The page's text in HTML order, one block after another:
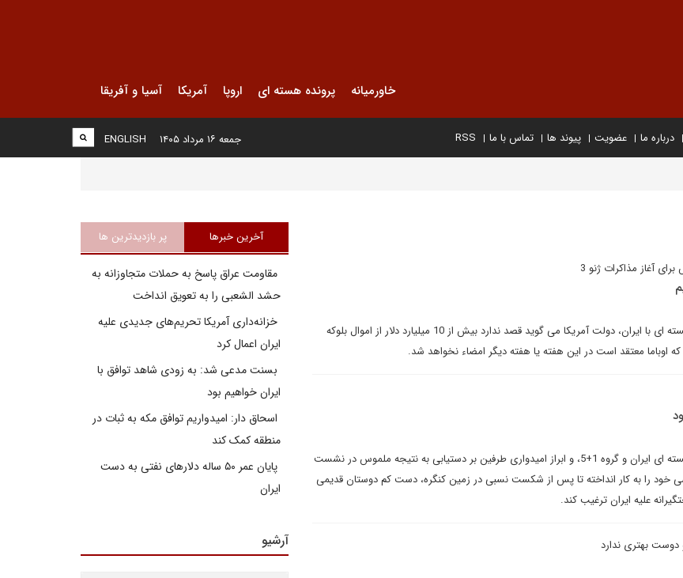
خاورمیانه پرونده هسته ای اروپا آمریکا آسیا و آفریقا
درباره ما عضویت پیوند ها تماس با ما RSS
ENGLISH جمعه ۱۶ مرداد ۱۴۰۵
آغاز مذاکرات ژنو 3
در آستانه برگزاری دور سوم مذاکرات هسته ای با ایران، دولت آمریکا می گوید قصد ندارد بیش از 10 میلیارد دلار از اموال بلوکه
اوباما معتقد است در این هفته یا هفته دیگر امضاء نخواهد شد.
با نزدیک شدن به دور سوم مذاکرات هسته ای ایران و گروه 1+5، و ابراز امیدواری طرفین بر دستیابی به نتیجه ملموس در نشست
خود را به کار انداخته تا پس از شکست نسبی در زمین کنگره، دست کم دوستان قدیمی
علیه ایران ترغیب کند.
دوست بهتری ندارد
آخرین خبرها پر بازدیدترین ها
مقاومت عراق پاسخ به حملات متجاوزانه به
حشد الشعبی را به تعویق انداخت
خزانه‌داری آمریکا تحریم‌های جدیدی علیه
ایران اعمال کرد
بسنت مدعی شد: به زودی شاهد توافق با
ایران خواهیم بود
اسحاق دار: امیدواریم توافق مکه به ثبات در
منطقه کمک کند
پایان عمر ۵۰ ساله دلارهای نفتی به دست
ایران
آرشیو